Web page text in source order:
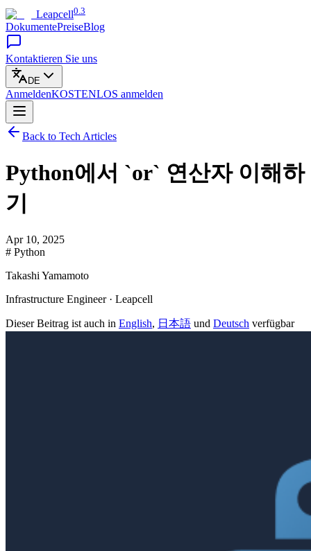
Leapcell0.3
DokumentePreiseBlog
Kontaktieren Sie uns
DE
AnmeldenKOSTENLOS anmelden
Back to Tech Articles
Python에서 `or` 연산자 이해하
기
Apr 10, 2025
# Python
Takashi Yamamoto
Infrastructure Engineer · Leapcell
Dieser Beitrag ist auch in English, 日本語 und Deutsch verfügbar